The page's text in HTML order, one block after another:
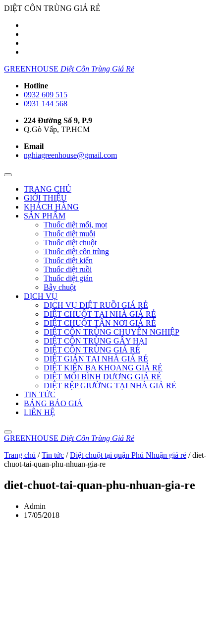
DIỆT CÔN TRÙNG GIÁ RẺ
GREENHOUSE Diệt Côn Trùng Giá Rẻ
Hotline
0932 609 515
0931 144 568
224 Đường Số 9, P.9
Q.Gò Vấp, TP.HCM
Email
nghiagreenhouse@gmail.com
TRANG CHỦ
GIỚI THIỆU
KHÁCH HÀNG
SẢN PHẨM
Thuốc diệt mối, mọt
Thuốc diệt muỗi
Thuốc diệt chuột
Thuốc diệt côn trùng
Thuốc diệt kiến
Thuốc diệt ruồi
Thuốc diệt gián
Bẫy chuột
DỊCH VỤ
DỊCH VỤ DIỆT RUỒI GIÁ RẺ
DIỆT CHUỘT TẠI NHÀ GIÁ RẺ
DIỆT CHUỘT TẬN NƠI GIÁ RẺ
DIỆT CÔN TRÙNG CHUYÊN NGHIỆP
DIỆT CÔN TRÙNG GÂY HẠI
DIỆT CÔN TRÙNG GIÁ RẺ
DIỆT GIÁN TẠI NHÀ GIÁ RẺ
DIỆT KIẾN BA KHOANG GIÁ RẺ
DIỆT MỐI BÌNH DƯƠNG GIÁ RẺ
DIỆT RỆP GIƯỜNG TẠI NHÀ GIÁ RẺ
TIN TỨC
BẢNG BÁO GIÁ
LIÊN HỆ
GREENHOUSE Diệt Côn Trùng Giá Rẻ
Trang chủ /Tin tức /Diệt chuột tại quận Phú Nhuận giá rẻ /diet-
chuot-tai-quan-phu-nhuan-gia-re
diet-chuot-tai-quan-phu-nhuan-gia-re
Admin
17/05/2018